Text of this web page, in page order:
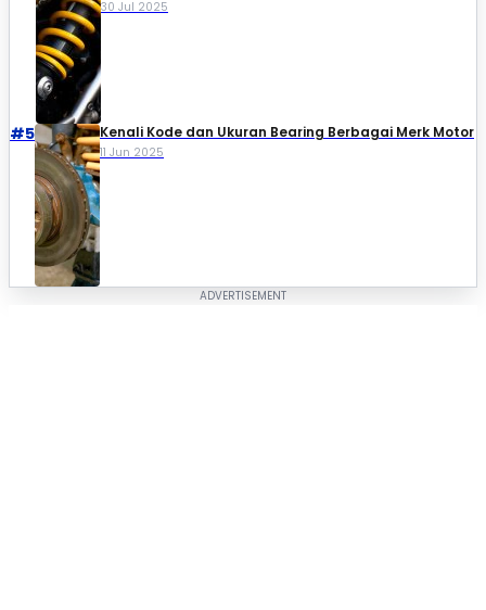
30 Jul 2025
#5 Kenali Kode dan Ukuran Bearing Berbagai Merk Motor
11 Jun 2025